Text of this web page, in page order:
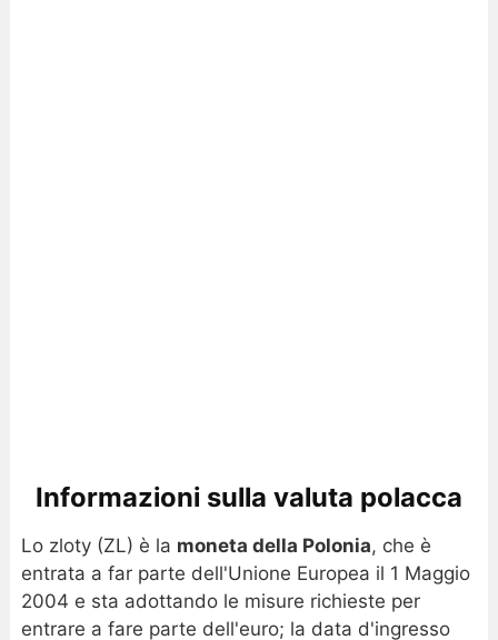
Informazioni sulla valuta polacca
Lo zloty (ZL) è la moneta della Polonia, che è
entrata a far parte dell'Unione Europea il 1 Maggio
2004 e sta adottando le misure richieste per
entrare a fare parte dell'euro; la data d'ingresso